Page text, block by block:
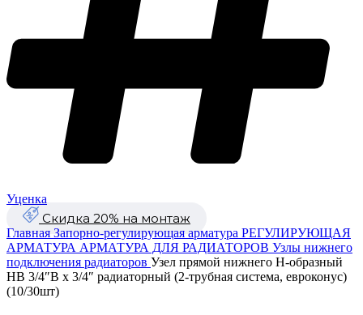
Уценка
Скидка 20% на монтаж
Главная Запорно-регулирующая арматура РЕГУЛИРУЮЩАЯ
АРМАТУРА АРМАТУРА ДЛЯ РАДИАТОРОВ Узлы нижнего
подключения радиаторов Узел прямой нижнего Н-образный
НВ 3/4″В х 3/4″ радиаторный (2-трубная система, евроконус)
(10/30шт)